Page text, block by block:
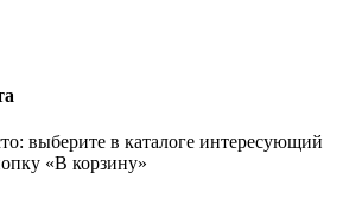
выберите в каталоге интересующий
«В корзину»